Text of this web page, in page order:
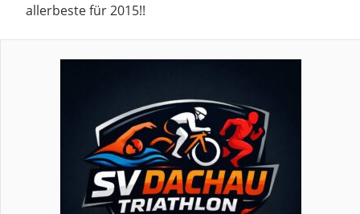
allerbeste für 2015!!